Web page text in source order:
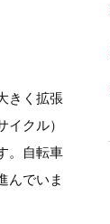
きく拡張
クル）
。自転車
んでいま